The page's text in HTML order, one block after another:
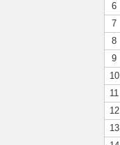
6
7
8
9
10
11
12
13